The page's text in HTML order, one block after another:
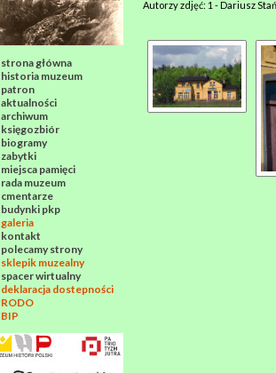
strona główna
historia muzeum
patron
aktualności
archiwum
księgozbiór
biogramy
zabytki
miejsca pamięci
rada muzeum
cmentarze
budynki pkp
galeria
kontakt
polecamy strony
sklepik muzealny
spacer wirtualny
deklaracja dostepności
RODO
BIP
Autorzy zdjęć: 1 - Dariusz